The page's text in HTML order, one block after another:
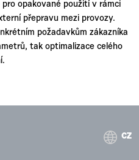
opakované použití v rámci
přepravu mezi provozy.
požadavkům zákazníka
tak optimalizace celého
CZ